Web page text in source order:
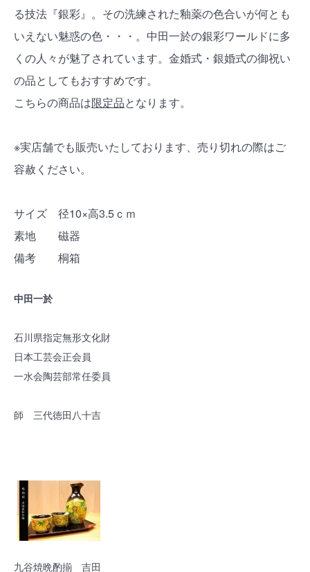
る技法『銀彩』。その洗練された釉薬の色合いが何とも
いえない魅惑の色・・・。中田一於の銀彩ワールドに多
くの人々が魅了されています。金婚式・銀婚式の御祝い
の品としてもおすすめです。
こちらの商品は限定品となります。
※実店舗でも販売いたしております、売り切れの際はご
容赦ください。
サイズ 径10×高3.5ｃｍ
素地 磁器
備考 桐箱
中田一於
石川県指定無形文化財
日本工芸会正会員
一水会陶芸部常任委員
師 三代徳田八十吉
九谷焼晩酌揃 吉田